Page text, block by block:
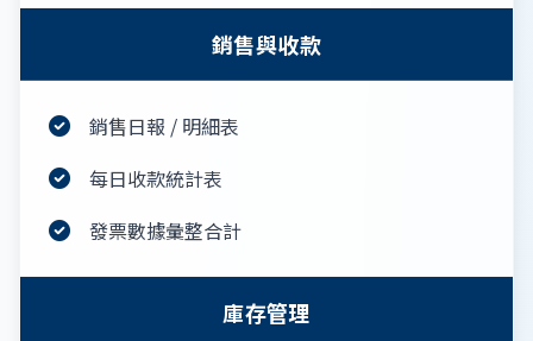
銷售與收款
銷售日報 / 明細表
每日收款統計表
發票數據彙整合計
庫存管理